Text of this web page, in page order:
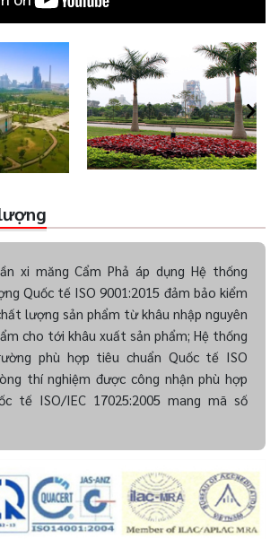
xi măng Cẩm Phả áp dụng Hệ thống
Quốc tế ISO 9001:2015 đảm bảo kiểm
lượng sản phẩm từ khâu nhập nguyên
cho tới khâu xuất sản phẩm; Hệ thống
phù hợp tiêu chuẩn Quốc tế ISO
thí nghiệm được công nhận phù hợp
tế ISO/IEC 17025:2005 mang mã số